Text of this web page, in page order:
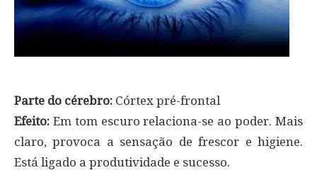
Parte do cérebro: Córtex pré-frontal
Efeito: Em tom escuro relaciona-se ao poder. Mais
claro, provoca a sensação de frescor e higiene.
Está ligado a produtividade e sucesso.